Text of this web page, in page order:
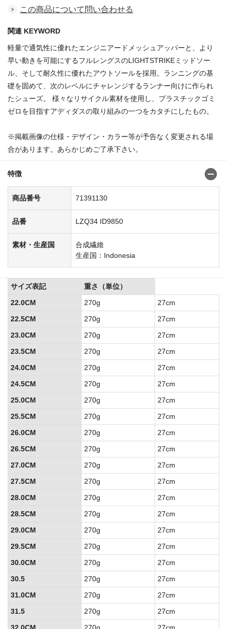
この商品について問い合わせる
関連 KEYWORD
軽量で通気性に優れたエンジニアードメッシュアッパーと、より
早い動きを可能にするフルレングスのLIGHTSTRIKEミッドソー
ル、そして耐久性に優れたアウトソールを採用。ランニングの基
礎を固めて、次のレベルにチャレンジするランナー向けに作られ
たシューズ。 様々なリサイクル素材を使用し、プラスチックゴミ
ゼロを目指すアディダスの取り組みの一つをカタチにしたもの。
※掲載画像の仕様・デザイン・カラー等が予告なく変更される場
合があります。あらかじめご了承下さい。
特徴
商品番号 71391130
品番 LZQ34 ID9850
素材・生産国
合成繊維
生産国：Indonesia
サイズ表記
重さ（単位）
22.0CM
270g
27cm
22.5CM
270g
27cm
23.0CM
270g
27cm
23.5CM
270g
27cm
24.0CM
270g
27cm
24.5CM
270g
27cm
25.0CM
270g
27cm
25.5CM
270g
27cm
26.0CM
270g
27cm
26.5CM
270g
27cm
27.0CM
270g
27cm
27.5CM
270g
27cm
28.0CM
270g
27cm
28.5CM
270g
27cm
29.0CM
270g
27cm
29.5CM
270g
27cm
30.0CM
270g
27cm
30.5
270g
27cm
31.0CM
270g
27cm
31.5
270g
27cm
32.0CM
270g
27cm